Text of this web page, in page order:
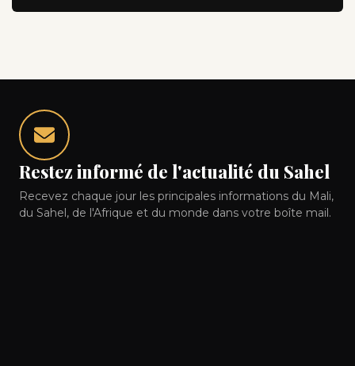
Restez informé de l'actualité du Sahel
Recevez chaque jour les principales informations du Mali,
du Sahel, de l'Afrique et du monde dans votre boîte mail.